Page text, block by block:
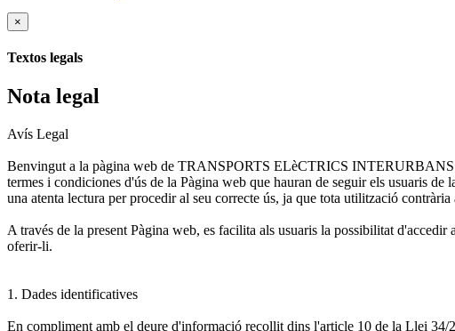
×
Textos legals
Nota legal
Avís Legal
Benvingut a la pàgina web de TRANSPORTS ELèCTRICS
termes i condiciones d'ús de la Pàgina web que hauran de seguir els usuaris
una atenta lectura per procedir al seu correcte ús, ja que tota utilització
A través de la present Pàgina web, es facilita als usuaris la possibilitat
oferir-li.
1. Dades identificatives
En compliment amb el deure d'informació recollit dins l'article 10 de la Llei